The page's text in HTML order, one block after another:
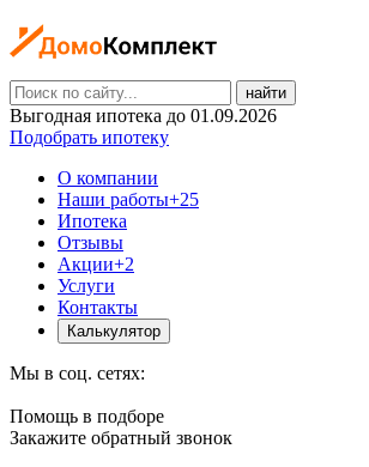
найти
Выгодная ипотека до 01.09.2026
Подобрать ипотеку
О компании
Наши работы+25
Ипотека
Отзывы
Акции+2
Услуги
Контакты
Калькулятор
Мы в соц. сетях:
Помощь в подборе
Закажите обратный звонок